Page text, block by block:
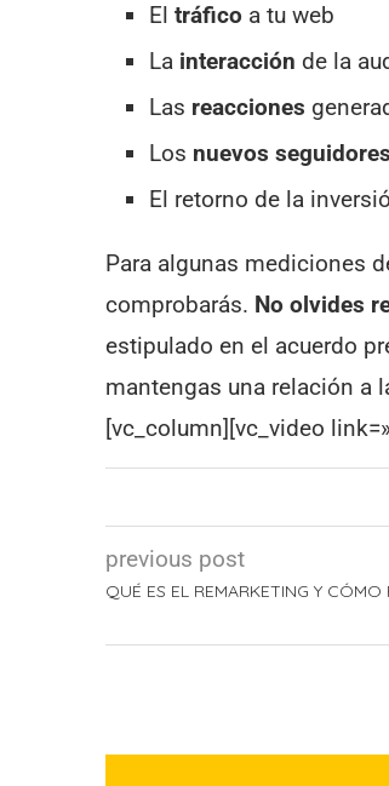
El tráfico a tu web
La interacción de la
Las reacciones
Los nuevos seguidores
El retorno de la
Para algunas mediciones
comprobarás. No olvides
estipulado en el acuerdo
mantengas una relación a
[vc_column][vc_video
previous post
QUÉ ES EL REMARKETING Y